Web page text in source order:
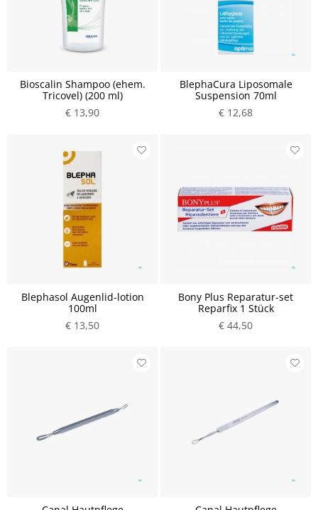
Bioscalin Shampoo (ehem.
Tricovel) (200 ml)
€ 13,90
BlephaCura Liposomale
Suspension 70ml
€ 12,68
Blephasol Augenlid-lotion
100ml
€ 13,50
Bony Plus Reparatur-set
Reparfix 1 Stück
€ 44,50